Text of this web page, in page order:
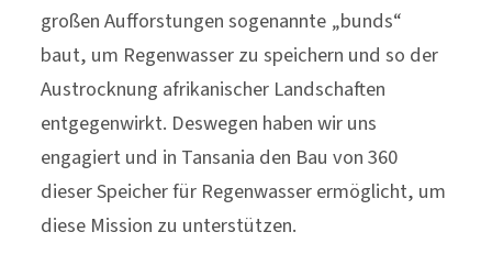
großen Aufforstungen sogenannte „bunds“
baut, um Regenwasser zu speichern und so der
Austrocknung afrikanischer Landschaften
entgegenwirkt. Deswegen haben wir uns
engagiert und in Tansania den Bau von 360
dieser Speicher für Regenwasser ermöglicht, um
diese Mission zu unterstützen.